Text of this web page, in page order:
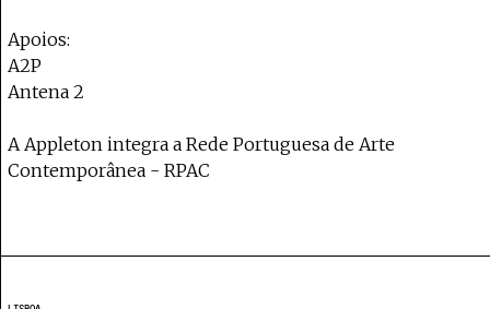
Apoios:
A2P
Antena 2
A Appleton integra a Rede Portuguesa de Arte
Contemporânea - RPAC